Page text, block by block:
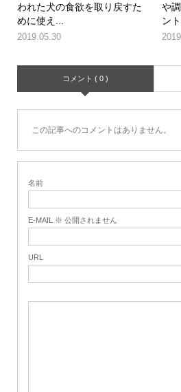
われた犬の食欲を取り戻すた
めに使え...
2019.05.30
や
ント
コメント ( 0 )
この記事へのコメントはありません。
名前
E-MAIL ※ 公開されません
URL